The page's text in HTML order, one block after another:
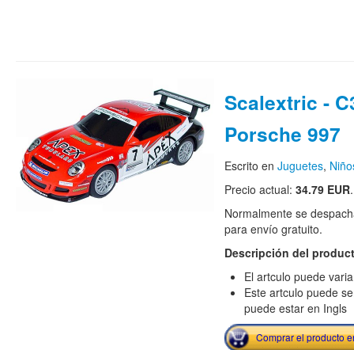
Scalextric -
Porsche 997
Escrito en Juguetes,
Precio actual: 34.79 EUR.
Normalmente se
para envío gratuito.
Descripción del
El artculo puede
Este artculo puede
puede estar en Ingls
Comprar el producto